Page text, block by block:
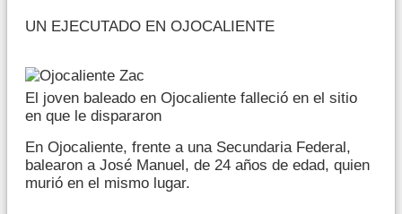
UN EJECUTADO EN OJOCALIENTE
El joven baleado en Ojocaliente falleció en el sitio
en que le dispararon
En Ojocaliente, frente a una Secundaria Federal,
balearon a José Manuel, de 24 años de edad, quien
murió en el mismo lugar.